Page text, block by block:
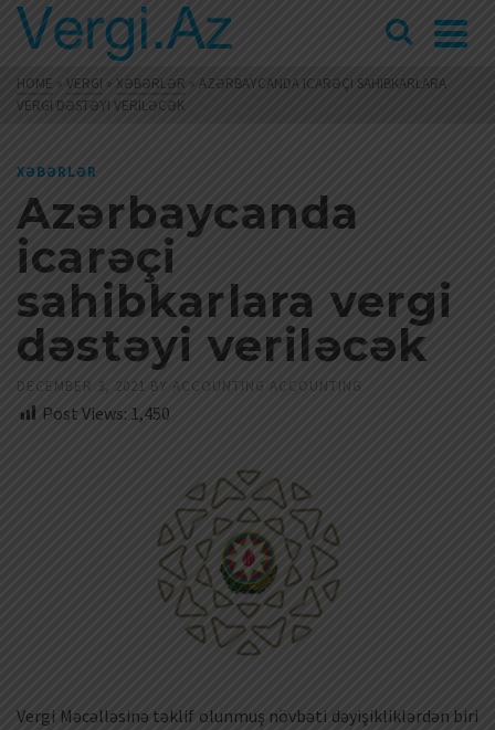
HOME » VERGI » XƏBƏRLƏR » AZƏRBAYCANDA ICARƏÇI SAHIBKARLARA
VERGI DƏSTƏYI VERILƏCƏK
XƏBƏRLƏR
Azərbaycanda
icarəçi
sahibkarlara vergi
dəstəyi veriləcək
DECEMBER 3, 2021 BY ACCOUNTING ACCOUNTING
Post Views: 1,450
Vergi Məcəlləsinə təklif olunmuş növbəti dəyişikliklərdən biri